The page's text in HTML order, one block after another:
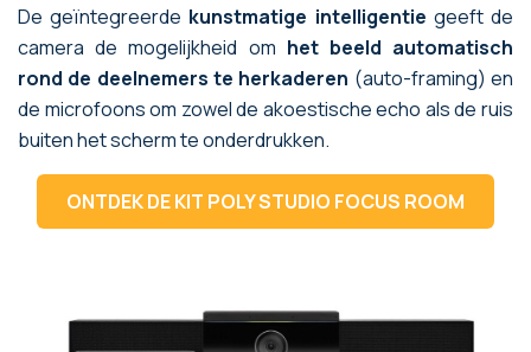
De geïntegreerde kunstmatige intelligentie geeft de
camera de mogelijkheid om het beeld automatisch
rond de deelnemers te herkaderen (auto-framing) en
de microfoons om zowel de akoestische echo als de ruis
buiten het scherm te onderdrukken.
ONTDEK DE KIT POLY STUDIO FOCUS ROOM